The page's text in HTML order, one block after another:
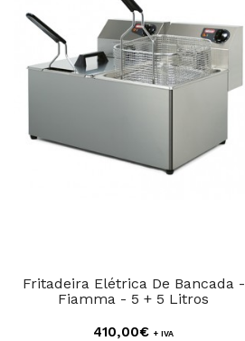
Fritadeira Elétrica De Bancada -
Fiamma - 5 + 5 Litros
410,00€ + IVA